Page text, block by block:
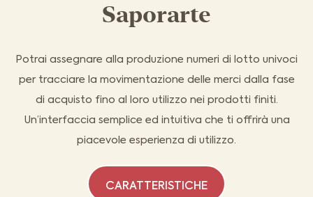
Saporarte
Potrai assegnare alla produzione numeri di lotto univoci
per tracciare la movimentazione delle merci dalla fase
di acquisto fino al loro utilizzo nei prodotti finiti.
Un’interfaccia semplice ed intuitiva che ti offrirà una
piacevole esperienza di utilizzo.
CARATTERISTICHE